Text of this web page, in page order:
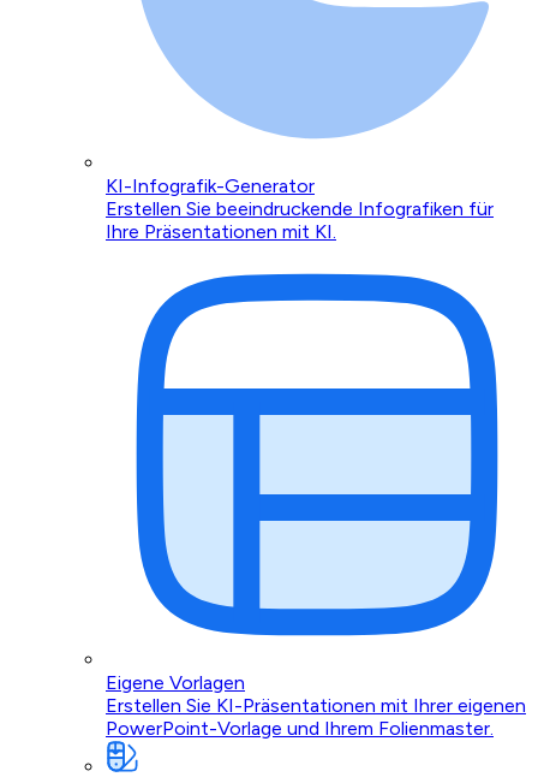
KI-Infografik-Generator
Erstellen Sie beeindruckende Infografiken für
Ihre Präsentationen mit KI.
Eigene Vorlagen
Erstellen Sie KI-Präsentationen mit Ihrer eigenen
PowerPoint-Vorlage und Ihrem Folienmaster.